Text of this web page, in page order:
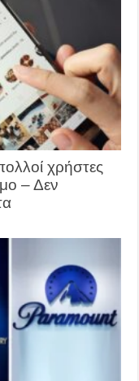
χρήστες
– Δεν